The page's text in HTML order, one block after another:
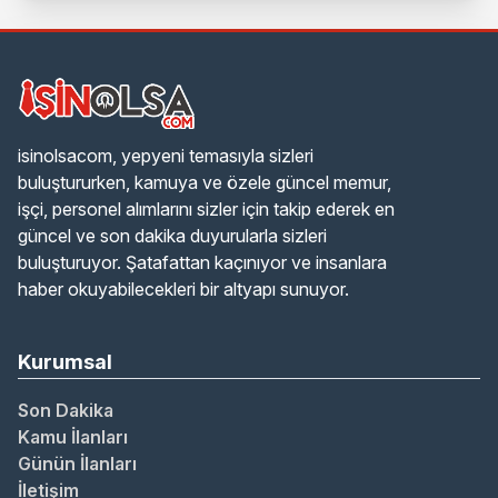
isinolsacom, yepyeni temasıyla sizleri
buluştururken, kamuya ve özele güncel memur,
işçi, personel alımlarını sizler için takip ederek en
güncel ve son dakika duyurularla sizleri
buluşturuyor. Şatafattan kaçınıyor ve insanlara
haber okuyabilecekleri bir altyapı sunuyor.
Kurumsal
Son Dakika
Kamu İlanları
Günün İlanları
İletişim